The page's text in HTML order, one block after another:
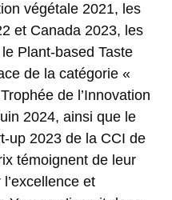
végétale 2021, les
et Canada 2023, les
Plant-based Taste
de la catégorie «
de l’Innovation
2024, ainsi que le
up 2023 de la CCI de
témoignent de leur
et